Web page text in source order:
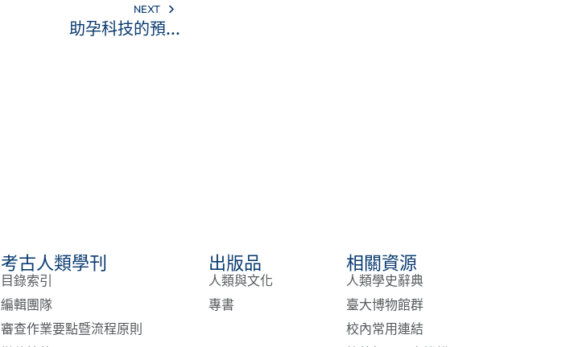
NEXT
助孕科技的預...
考古人類學刊
目錄索引
編輯團隊
審查作業要點暨流程原則
出版品
人類與文化
專書
相關資源
人類學史辭典
臺大博物館群
校內常用連結